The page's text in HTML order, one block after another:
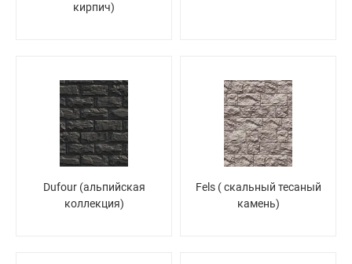
кирпич)
Dufour (альпийская
коллекция)
Fels ( скальный тесаный
камень)